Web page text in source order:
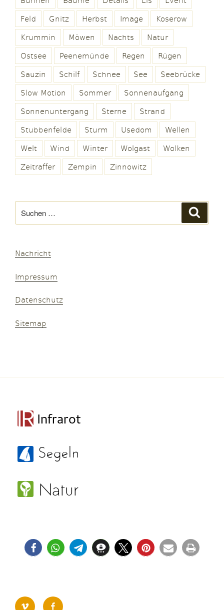
Feld
Gnitz Herbst Image
Koserow
Krummin
Möwen Nachts
Natur
Ostsee
Peenemünde Regen
Rügen
Sauzin
Schilf Schnee See
Seebrücke
Slow Motion
Sommer
Sonnenaufgang
Sonnenuntergang
Sterne
Strand
Stubbenfelde
Sturm Usedom
Wellen
Welt
Wind Winter Wolgast
Wolken
Zeitraffer
Zempin Zinnowitz
nach:
Nachricht
Impressum
Datenschutz
Sitemap
vimeo facebook